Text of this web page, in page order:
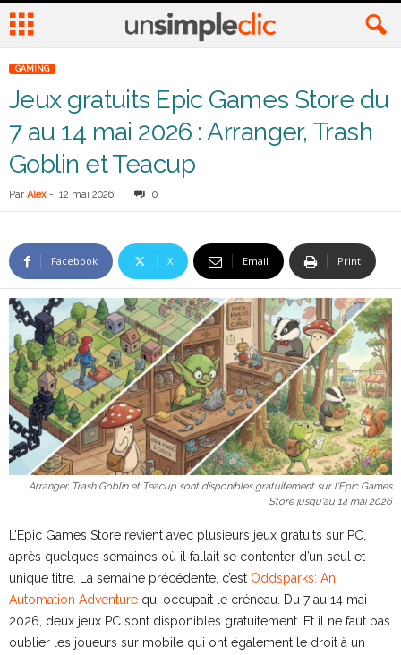
GAMING
Jeux gratuits Epic Games Store du
7 au 14 mai 2026 : Arranger, Trash
Goblin et Teacup
Par Alex - 12 mai 2026 0
Facebook X Email Print
Arranger, Trash Goblin et Teacup sont disponibles gratuitement sur l'Epic Games
Store jusqu'au 14 mai 2026
L’Epic Games Store revient avec plusieurs jeux gratuits sur PC,
après quelques semaines où il fallait se contenter d’un seul et
unique titre. La semaine précédente, c’est Oddsparks: An
Automation Adventure qui occupait le créneau. Du 7 au 14 mai
2026, deux jeux PC sont disponibles gratuitement. Et il ne faut pas
oublier les joueurs sur mobile qui ont également le droit à un